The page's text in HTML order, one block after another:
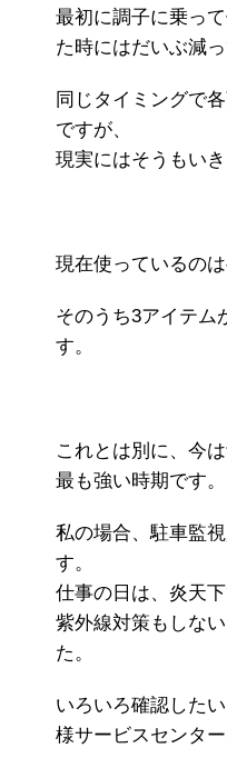
最初に調子に乗っ
た時にはだいぶ減
同じタイミングで
ですが、
現実にはそうもいき
現在使っているの
そのうち3アイテム
す。
これとは別に、今
最も強い時期です。
私の場合、駐車監
す。
仕事の日は、炎天
紫外線対策もしな
た。
いろいろ確認した
様サービスセンタ